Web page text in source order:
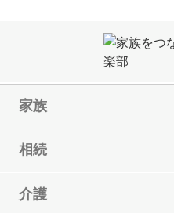
家族
相続
介護